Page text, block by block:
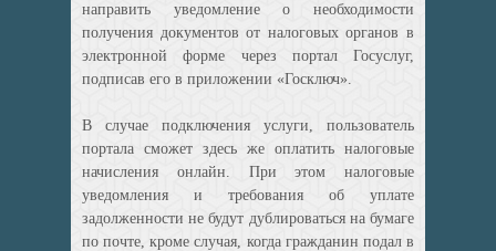
направить уведомление о необходимости
получения документов от налоговых органов в
электронной форме через портал Госуслуг,
подписав его в приложении «Госключ».
В случае подключения услуги, пользователь
портала сможет здесь же оплатить налоговые
начисления онлайн. При этом налоговые
уведомления и требования об уплате
задолженности не будут дублироваться на бумаге
по почте, кроме случая, когда гражданин подал в